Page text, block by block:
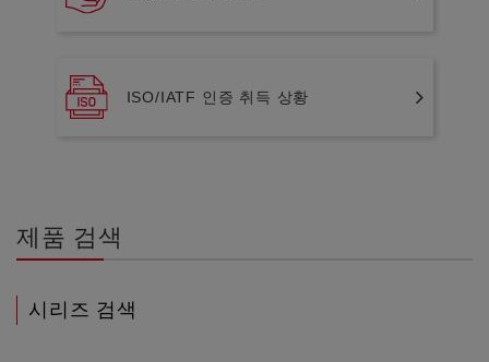
ISO/IATF 인증 취득 상황
제품 검색
시리즈 검색